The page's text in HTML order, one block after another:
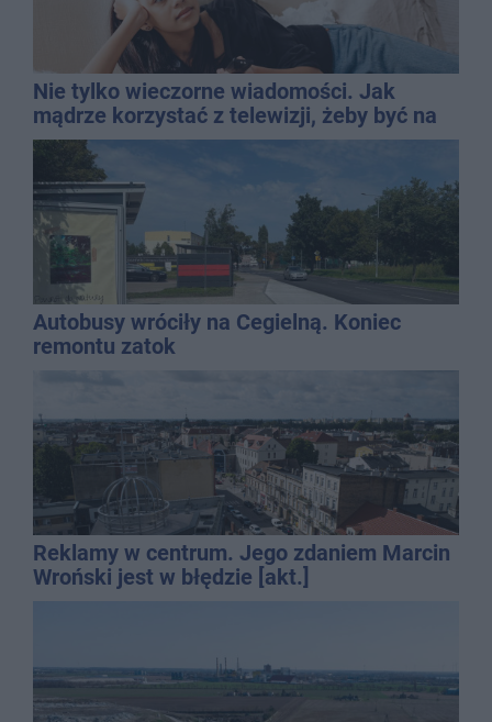
Nie tylko wieczorne wiadomości. Jak
mądrze korzystać z telewizji, żeby być na
bieżąco, ale nie żyć w informacyjnym
chaosie?
Autobusy wróciły na Cegielną. Koniec
remontu zatok
Reklamy w centrum. Jego zdaniem Marcin
Wroński jest w błędzie [akt.]